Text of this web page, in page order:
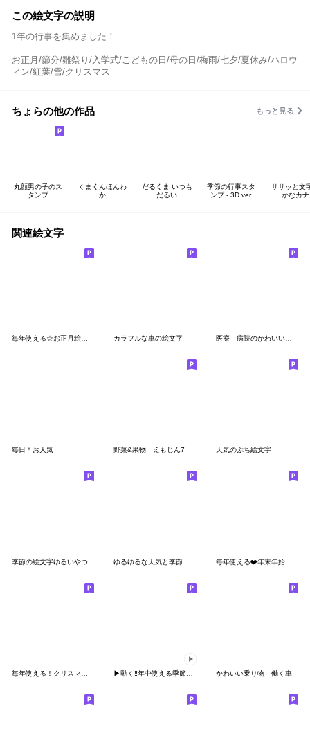
この絵文字の説明
1年の行事を集めました！
お正月/節分/雛祭り/入学式/こどもの日/母の日/梅雨/七夕/夏休み/ハロウ
ィン/紅葉/雪/クリスマス
ちょらの他の作品 もっと見る
丸顔男の子のス
タンプ
くまくんほんわ
か
だるくま いつも
だるい
季節の行事スタ
ンプ - 3D ver.
ササッと
かなカナ
関連絵文字
カラフルな車の絵文字 医療 病院のかわいい絵文字
毎日＊お天気 野菜&果物 えもじん7 天気のぷち絵文字
季節の絵文字ゆるいやつ 毎年使える❤️年末年始の絵文字
かわいい乗り物 働く車